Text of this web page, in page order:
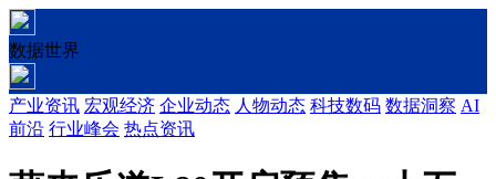
数据世界
产业资讯 宏观经济 企业动态 人物动态 科技数码 数据洞察 AI
前沿 行业峰会 热点资讯